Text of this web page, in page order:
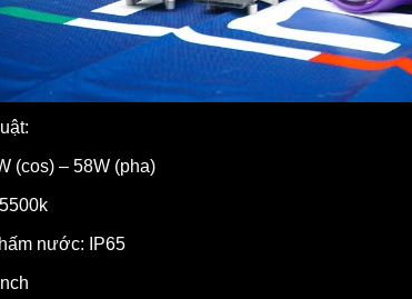
(cos) – 58W (pha)
nước: IP65